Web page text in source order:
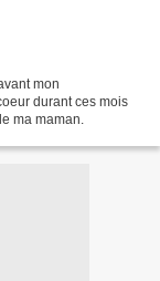
mon
durant ces mois
ma maman.